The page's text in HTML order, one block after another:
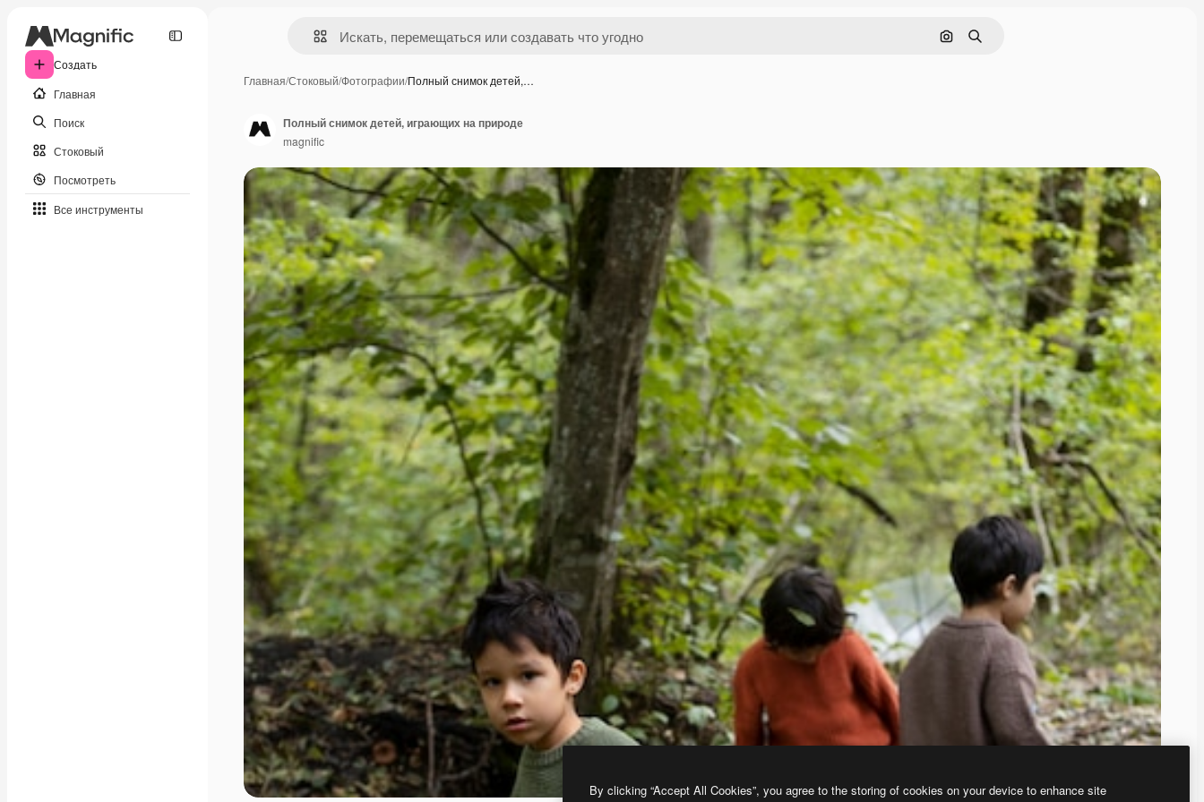
Создать
Главная
Поиск
Стоковый
Посмотреть
Все инструменты
Поиск по изображению
Поиск
Главная/Стоковый/Фотографии/Полный снимок детей,…
Полный снимок детей, играющих на природе
magnific
By clicking “Accept All Cookies”, you agree to the storing of cookies on your device to enhance site